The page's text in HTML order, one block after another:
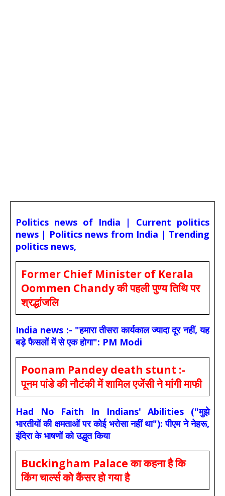
Politics news of India | Current politics
news | Politics news from India | Trending
politics news,
Former Chief Minister of Kerala
Oommen Chandy की पहली पुण्य तिथि पर
श्रद्धांजलि
India news :- "हमारा तीसरा कार्यकाल ज्यादा दूर नहीं, यह
बड़े फैसलों में से एक होगा": PM Modi
Poonam Pandey death stunt :-
पूनम पांडे की नौटंकी में शामिल एजेंसी ने मांगी माफी
Had No Faith In Indians' Abilities ("मुझे
भारतीयों की क्षमताओं पर कोई भरोसा नहीं था"): पीएम ने नेहरू,
इंदिरा के भाषणों को उद्धृत किया
Buckingham Palace का कहना है कि
किंग चार्ल्स को कैंसर हो गया है